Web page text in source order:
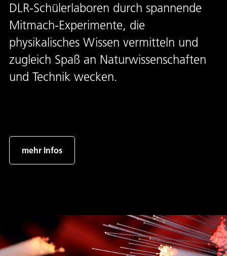
DLR-Schülerlaboren durch spannende
Mitmach-Experimente, die
physikalisches Wissen vermitteln und
zugleich Spaß an Naturwissenschaften
und Technik wecken.
mehr Infos